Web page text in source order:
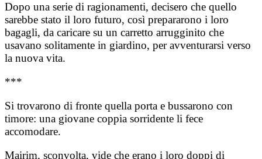
Dopo una serie di ragionamenti, decisero che quello
sarebbe stato il loro futuro, così prepararono i loro
bagagli, da caricare su un carretto arrugginito che
usavano solitamente in giardino, per avventurarsi verso
la nuova vita.
***
Si trovarono di fronte quella porta e bussarono con
timore: una giovane coppia sorridente li fece
accomodare.
Mairim, sconvolta, vide che erano i loro doppi di